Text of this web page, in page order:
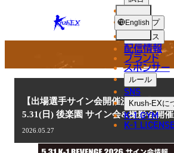
KRUSH-
EX
English
ショップ
ニュース
配信情報
ブランド
スポンサー
ルール
SNS
Krush-EXに
K-1 GYM
K-1 LICENSE
NEWS
ニュース
【出場選手サイン会開催決定！】「
5.31(日) 後楽園 サイン会&撮影会開催
2026.05.27